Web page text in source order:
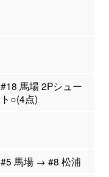
#18 馬場 2Pシュー
ト○(4点)
#5 馬場 → #8 松浦